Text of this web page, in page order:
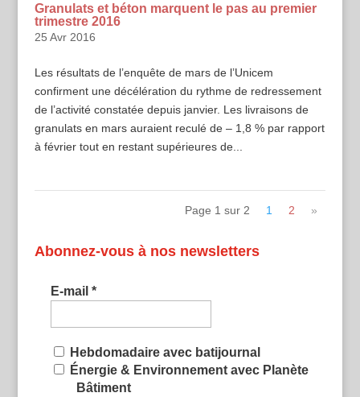
Granulats et béton marquent le pas au premier
trimestre 2016
25 Avr 2016
Les résultats de l’enquête de mars de l’Unicem
confirment une décélération du rythme de redressement
de l’activité constatée depuis janvier. Les livraisons de
granulats en mars auraient reculé de – 1,8 % par rapport
à février tout en restant supérieures de...
Page 1 sur 2 1 2 »
Abonnez-vous à nos newsletters
E-mail *
Hebdomadaire avec batijournal
Énergie & Environnement avec Planète
Bâtiment